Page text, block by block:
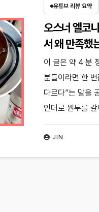
유튜브 리뷰 요약
오스너 엘코
서 왜 만족했
JIN
이 글은 약 4 분
분들이라면 한
다르다”는 말을
인더로 원두를